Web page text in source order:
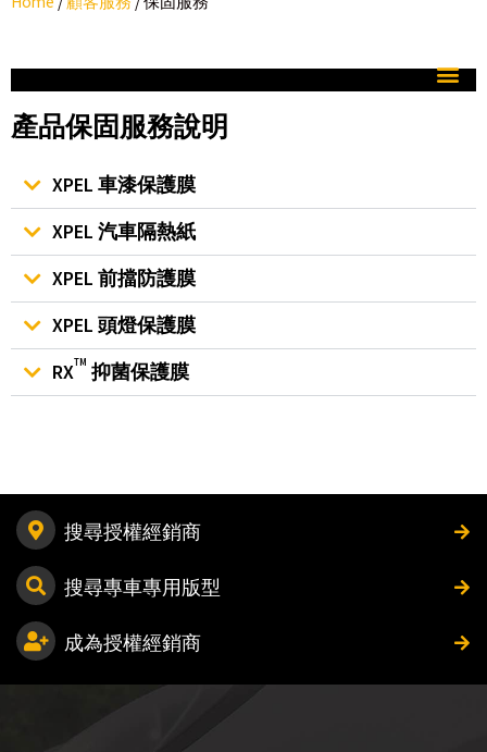
產品保固服務說明
XPEL 車漆保護膜
XPEL 汽車隔熱紙
XPEL 前擋防護膜
XPEL 頭燈保護膜
RXTM 抑菌保護膜
搜尋授權經銷商
搜尋專車專用版型
成為授權經銷商